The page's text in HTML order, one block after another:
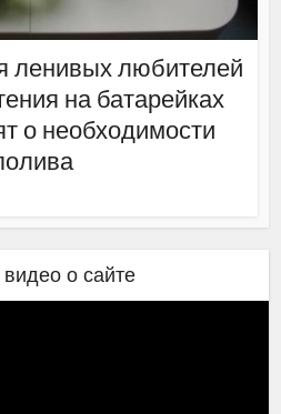
ленивых любителей
на батарейках
о необходимости
о сайте